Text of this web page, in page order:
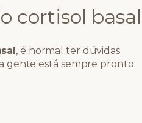
cortisol basal
, é normal ter dúvidas
gente está sempre pronto